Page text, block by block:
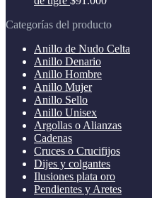
Categorías del producto
Anillo de Nudo Celta
Anillo Denario
Anillo Hombre
Anillo Mujer
Anillo Sello
Anillo Unisex
Argollas o Alianzas
Cadenas
Cruces o Crucifijos
Dijes y colgantes
Ilusiones plata oro
Pendientes y Aretes